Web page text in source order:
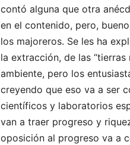
contó alguna que otra
en el contenido, pero,
los majoreros. Se les ha
la extracción, de las
ambiente, pero los
creyendo que eso va a ser
científicos y laboratorios
van a traer progreso y
oposición al progreso va a